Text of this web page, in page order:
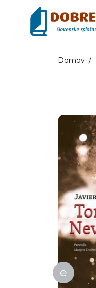
Domov /
e